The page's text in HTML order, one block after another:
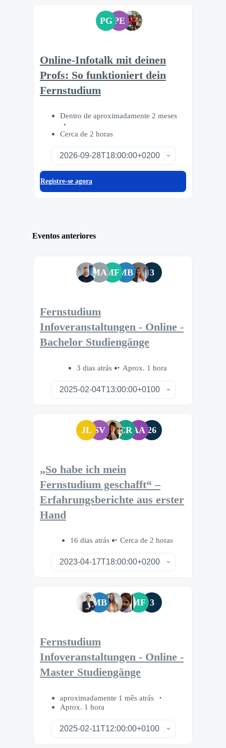
PG PE
Online-Infotalk mit deinen
Profs: So funktioniert dein
Fernstudium
Dentro de aproximadamente 2 meses
Cerca de 2 horas
Registre-se agora
Eventos anteriores
MAMFMB 3
Fernstudium
Infoveranstaltungen - Online -
Bachelor Studiengänge
3 dias atrás Aprox. 1 hora
JL SV CR AA 26
„So habe ich mein
Fernstudium geschafft“ –
Erfahrungsberichte aus erster
Hand
16 dias atrás Cerca de 2 horas
MB MF 3
Fernstudium
Infoveranstaltungen - Online -
Master Studiengänge
aproximadamente 1 mês atrás
Aprox. 1 hora